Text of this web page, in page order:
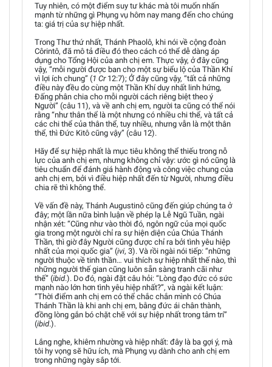
Tuy nhiên, có một điểm suy tư khác mà tôi muốn nhấn
mạnh từ những gì Phụng vụ hôm nay mang đến cho chúng
ta: giá trị của sự hiệp nhất.
Trong Thư thứ nhất, Thánh Phaolô, khi nói về cộng đoàn
Côrintô, đã mô tả điều đó theo cách có thể dễ dàng áp
dụng cho Tổng Hội của anh chị em. Thực vậy, ở đây cũng
vậy, “mỗi người được ban cho một sự biểu lộ của Thần Khí
vì lợi ích chung” (1 Cr 12:7); Ở đây cũng vậy, “tất cả những
điều này đều do cùng một Thần Khí duy nhất linh hứng,
Đấng phân chia cho mỗi người cách riêng biệt theo ý
Người” (câu 11), và về anh chị em, người ta cũng có thể nói
rằng “như thân thể là một nhưng có nhiều chi thể, và tất cả
các chi thể của thân thể, tuy nhiều, nhưng vẫn là một thân
thể, thì Đức Kitô cũng vậy” (câu 12).
Hãy để sự hiệp nhất là mục tiêu không thể thiếu trong nỗ
lực của anh chị em, nhưng không chỉ vậy: ước gì nó cũng là
tiêu chuẩn để đánh giá hành động và công việc chung của
anh chị em, bởi vì điều hiệp nhất đến từ Người, nhưng điều
chia rẽ thì không thể.
Về vấn đề này, Thánh Augustinô cũng đến giúp chúng ta ở
đây; một lần nữa bình luận về phép lạ Lễ Ngũ Tuần, ngài
nhận xét: “Cũng như vào thời đó, ngôn ngữ của mọi quốc
gia trong một người chỉ ra sự hiện diện của Chúa Thánh
Thần, thì giờ đây Người cũng được chỉ ra bởi tình yêu hiệp
nhất của mọi quốc gia” (ivi, 3). Và rồi ngài nói tiếp: “những
người thuộc về tinh thần… vui thích sự hiệp nhất thế nào, thì
những người thế gian cũng luôn sẵn sàng tranh cãi như
thế” (ibid.). Do đó, ngài đặt câu hỏi: “Lòng đạo đức có sức
mạnh nào lớn hơn tình yêu hiệp nhất?”, và ngài kết luận:
“Thời điểm anh chị em có thể chắc chắn mình có Chúa
Thánh Thần là khi anh chị em, bằng đức ái chân thành,
đồng lòng gắn bó chặt chẽ với sự hiệp nhất trong tâm trí”
(ibid.).
Lắng nghe, khiêm nhường và hiệp nhất: đây là ba gợi ý, mà
tôi hy vọng sẽ hữu ích, mà Phụng vụ dành cho anh chị em
trong những ngày sắp tới.